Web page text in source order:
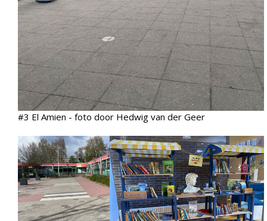
#3 El Amien - foto door Hedwig van der Geer